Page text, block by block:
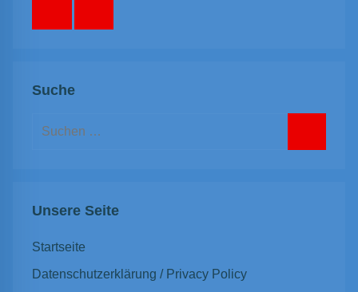
Suche
Suchen
Unsere Seite
Startseite
Datenschutzerklärung / Privacy Policy